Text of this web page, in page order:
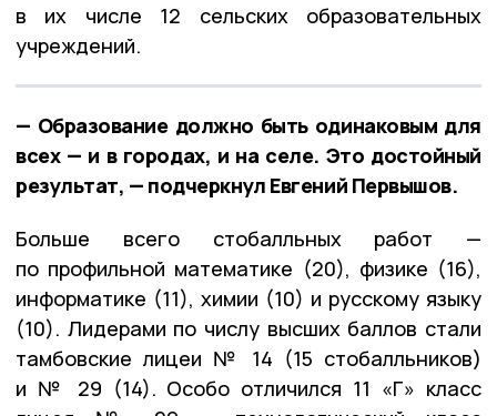
в их числе 12 сельских образовательных
учреждений.
— Образование должно быть одинаковым для
всех — и в городах, и на селе. Это достойный
результат, — подчеркнул Евгений Первышов.
Больше всего стобалльных работ —
по профильной математике (20), физике (16),
информатике (11), химии (10) и русскому языку
(10). Лидерами по числу высших баллов стали
тамбовские лицеи № 14 (15 стобалльников)
и № 29 (14). Особо отличился 11 «Г» класс